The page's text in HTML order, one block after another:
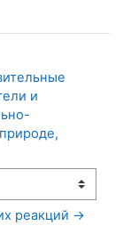
и
реакций →